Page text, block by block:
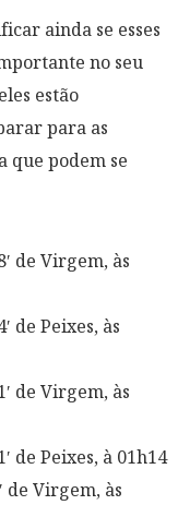
ainda se esses
no seu
eles estão
para as
que podem se
de Virgem, às
de Peixes, às
de Virgem, às
de Peixes, à 01h14
de Virgem, às